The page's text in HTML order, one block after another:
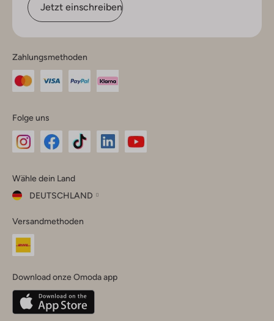
Jetzt einschreiben
Zahlungsmethoden
Folge uns
Instagram
Facebook
TikTok
Wähle dein Land
DEUTSCHLAND
dein
Land
Belgique(Français)
Deutschland
Versandmethoden
Download onze Omoda app